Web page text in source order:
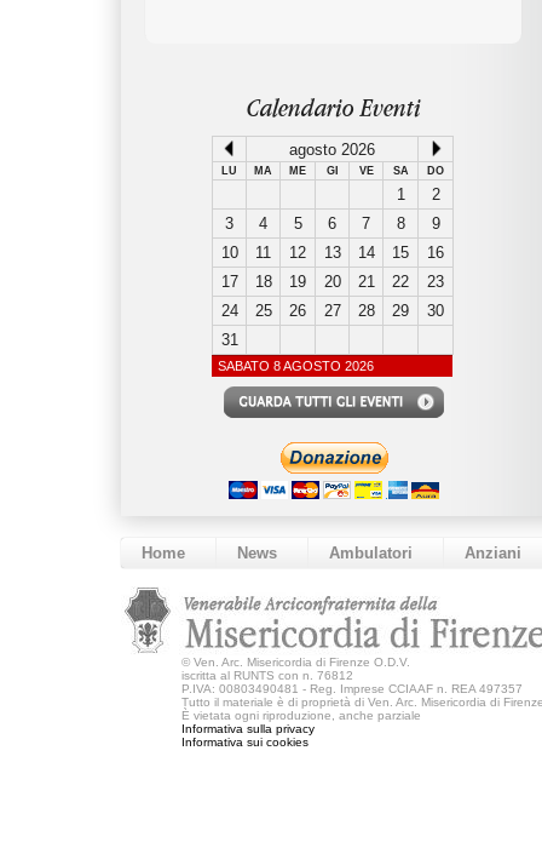
Calendario Eventi
agosto 2026
LU MA ME GI VE SA DO
1
2
3
4 5 6 7 8
9
10
11 12 13 14 15
16
17
18 19 20 21 22
23
24
25 26 27 28 29
30
31
SABATO 8 AGOSTO 2026
Home News Ambulatori Anziani
© Ven. Arc. Misericordia di Firenze O.D.V.
iscritta al RUNTS con n. 76812
P.IVA: 00803490481 - Reg. Imprese CCIAAF n. REA 497357
Tutto il materiale è di proprietà di Ven. Arc. Misericordia di
È vietata ogni riproduzione, anche parziale
Informativa sulla privacy
Informativa sui cookies